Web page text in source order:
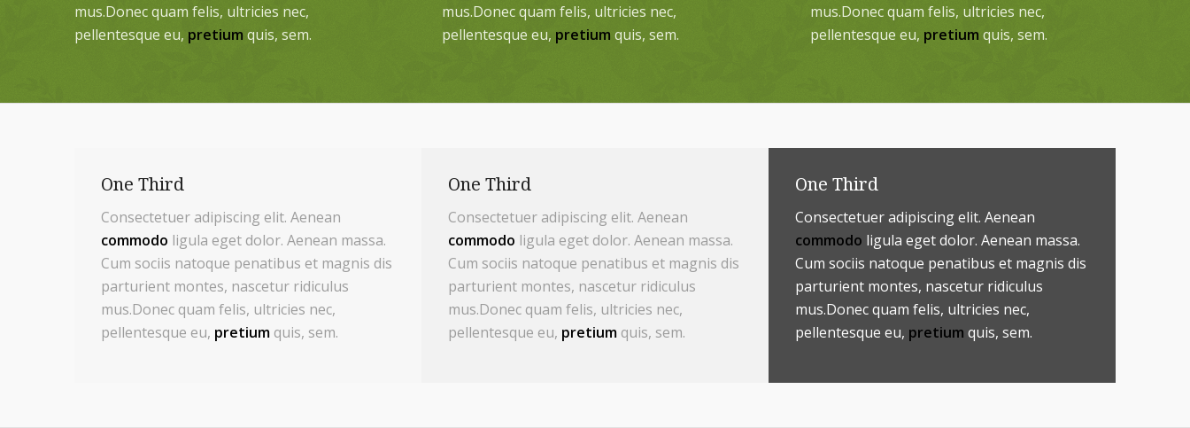
mus.Donec quam felis, ultricies nec,
pellentesque eu, pretium quis, sem.
mus.Donec quam felis, ultricies nec,
pellentesque eu, pretium quis, sem.
mus.Donec quam felis, ultricies nec,
pellentesque eu, pretium quis, sem.
One Third
Consectetuer adipiscing elit. Aenean
commodo ligula eget dolor. Aenean massa.
Cum sociis natoque penatibus et magnis dis
parturient montes, nascetur ridiculus
mus.Donec quam felis, ultricies nec,
pellentesque eu, pretiumquis, sem.
One Third
Consectetuer adipiscing elit. Aenean
commodo ligula eget dolor. Aenean massa.
Cum sociis natoque penatibus et magnis dis
parturient montes, nascetur ridiculus
mus.Donec quam felis, ultricies nec,
pellentesque eu, pretiumquis, sem.
One Third
Consectetuer adipiscing elit. Aenean
commodo ligula eget dolor. Aenean massa.
Cum sociis natoque penatibus et magnis dis
parturient montes, nascetur ridiculus
mus.Donec quam felis, ultricies nec,
pellentesque eu, pretium quis, sem.